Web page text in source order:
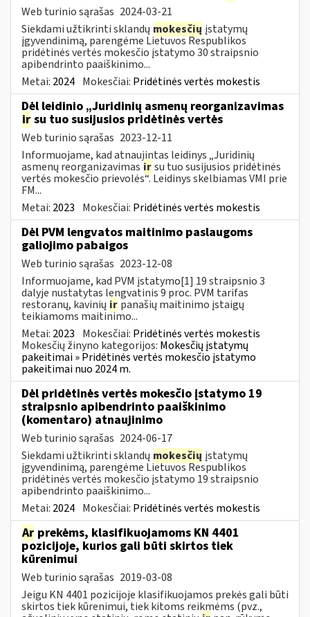
Web turinio sąrašas 2024-03-21
Siekdami užtikrinti sklandų mokesčių įstatymų
įgyvendinimą, parengėme Lietuvos Respublikos
pridėtinės vertės mokesčio įstatymo 30 straipsnio
apibendrinto paaiškinimo...
Metai: 2024 Mokesčiai: Pridėtinės vertės mokestis
Dėl leidinio „Juridinių asmenų reorganizavimas
ir su tuo susijusios pridėtinės vertės
Web turinio sąrašas 2023-12-11
Informuojame, kad atnaujintas leidinys „Juridinių
asmenų reorganizavimas irsu tuo susijusios pridėtinės
vertės mokesčio prievolės“. Leidinys skelbiamas VMI prie
FM...
Metai: 2023 Mokesčiai: Pridėtinės vertės mokestis
Dėl PVM lengvatos maitinimo paslaugoms
galiojimo pabaigos
Web turinio sąrašas 2023-12-08
Informuojame, kad PVM įstatymo[1] 19 straipsnio 3
dalyje nustatytas lengvatinis 9 proc. PVM tarifas
restoranų, kavinių ir panašių maitinimo įstaigų
teikiamoms maitinimo...
Metai: 2023 Mokesčiai: Pridėtinės vertės mokestis
Mokesčių žinyno kategorijos: Mokesčių įstatymų
pakeitimai » Pridėtinės vertės mokesčio įstatymo
pakeitimai nuo 2024 m.
Dėl pridėtinės vertės mokesčio įstatymo 19
straipsnio apibendrinto paaiškinimo
(komentaro) atnaujinimo
Web turinio sąrašas 2024-06-17
Siekdami užtikrinti sklandų mokesčių įstatymų
įgyvendinimą, parengėme Lietuvos Respublikos
pridėtinės vertės mokesčio įstatymo 19 straipsnio
apibendrinto paaiškinimo...
Metai: 2024 Mokesčiai: Pridėtinės vertės mokestis
Ar prekėms, klasifikuojamoms KN 4401
pozicijoje, kurios gali būti skirtos tiek
kūrenimui
Web turinio sąrašas 2019-03-08
Jeigu KN 4401 pozicijoje klasifikuojamos prekės gali būti
skirtos tiek kūrenimui, tiek kitoms reikmėms (pvz.,